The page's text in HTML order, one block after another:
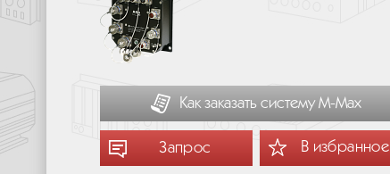
Как заказать систему М-Мах
Запрос В избранное